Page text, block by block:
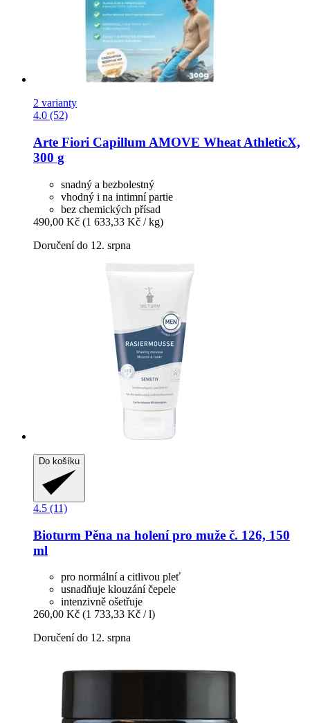
2 varianty
4.0 (52)
Arte Fiori Capillum AMOVE Wheat AthleticX,
300 g
snadný a bezbolestný
vhodný i na intimní partie
bez chemických přísad
490,00 Kč (1 633,33 Kč / kg)
Doručení do 12. srpna
Do košíku
4.5 (11)
Bioturm Pěna na holení pro muže č. 126, 150
ml
pro normální a citlivou pleť
usnadňuje klouzání čepele
intenzivně ošetřuje
260,00 Kč (1 733,33 Kč / l)
Doručení do 12. srpna